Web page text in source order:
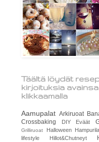
Täältä löydät
kirjoituksia
klikkaamalla
Aamupalat Arkiruoat
Crossbaking
DIY Eväät
Grilliruoat Halloween
lifestyle
Hillot&Chutneyt